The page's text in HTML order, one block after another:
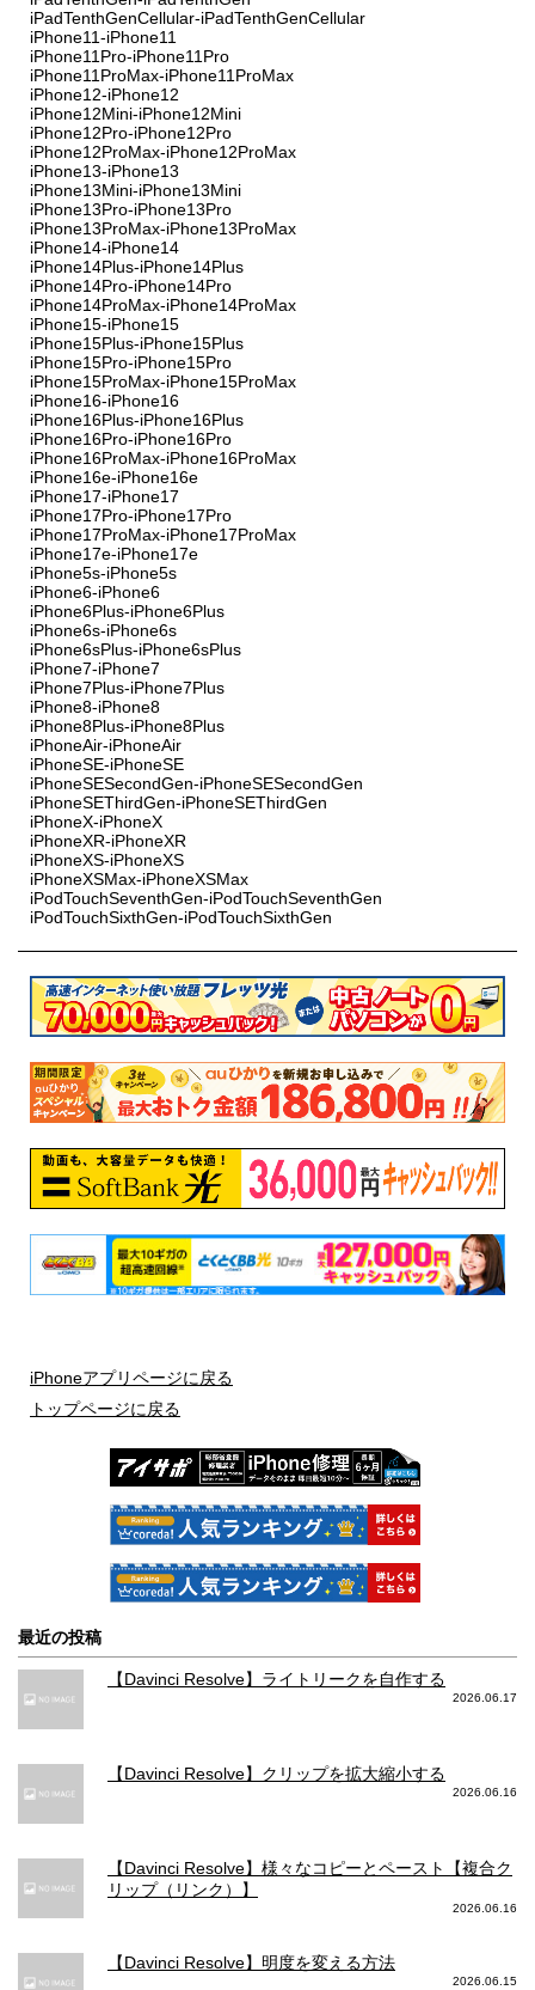
iPadTenthGenCellular-iPadTenthGenCellular
iPhone11-iPhone11
iPhone11Pro-iPhone11Pro
iPhone11ProMax-iPhone11ProMax
iPhone12-iPhone12
iPhone12Mini-iPhone12Mini
iPhone12Pro-iPhone12Pro
iPhone12ProMax-iPhone12ProMax
iPhone13-iPhone13
iPhone13Mini-iPhone13Mini
iPhone13Pro-iPhone13Pro
iPhone13ProMax-iPhone13ProMax
iPhone14-iPhone14
iPhone14Plus-iPhone14Plus
iPhone14Pro-iPhone14Pro
iPhone14ProMax-iPhone14ProMax
iPhone15-iPhone15
iPhone15Plus-iPhone15Plus
iPhone15Pro-iPhone15Pro
iPhone15ProMax-iPhone15ProMax
iPhone16-iPhone16
iPhone16Plus-iPhone16Plus
iPhone16Pro-iPhone16Pro
iPhone16ProMax-iPhone16ProMax
iPhone16e-iPhone16e
iPhone17-iPhone17
iPhone17Pro-iPhone17Pro
iPhone17ProMax-iPhone17ProMax
iPhone17e-iPhone17e
iPhone5s-iPhone5s
iPhone6-iPhone6
iPhone6Plus-iPhone6Plus
iPhone6s-iPhone6s
iPhone6sPlus-iPhone6sPlus
iPhone7-iPhone7
iPhone7Plus-iPhone7Plus
iPhone8-iPhone8
iPhone8Plus-iPhone8Plus
iPhoneAir-iPhoneAir
iPhoneSE-iPhoneSE
iPhoneSESecondGen-iPhoneSESecondGen
iPhoneSEThirdGen-iPhoneSEThirdGen
iPhoneX-iPhoneX
iPhoneXR-iPhoneXR
iPhoneXS-iPhoneXS
iPhoneXSMax-iPhoneXSMax
iPodTouchSeventhGen-iPodTouchSeventhGen
iPodTouchSixthGen-iPodTouchSixthGen
iPhoneアプリページに戻る
トップページに戻る
最近の投稿
【Davinci Resolve】ライトリークを自作する
2026.06.17
【Davinci Resolve】クリップを拡大縮小する
2026.06.16
【Davinci Resolve】様々なコピーとペースト【複合ク
リップ（リンク）】
2026.06.16
【Davinci Resolve】明度を変える方法
2026.06.15